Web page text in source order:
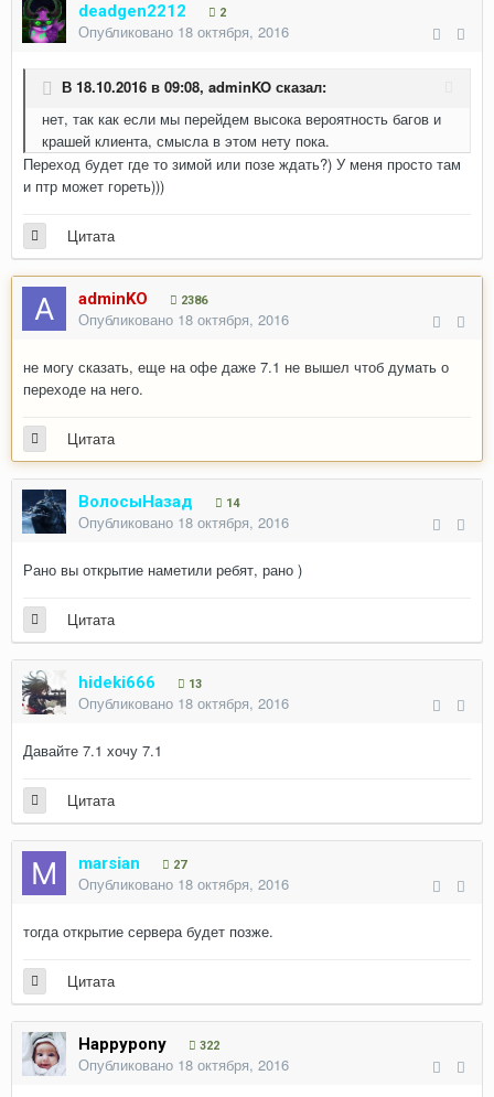
deadgen2212 2
Опубликовано 18 октября, 2016
В 18.10.2016 в 09:08, adminKO сказал:
нет, так как если мы перейдем высока вероятность багов и
крашей клиента, смысла в этом нету пока.
Переход будет где то зимой или позе ждать?) У меня просто там
и птр может гореть)))
Цитата
adminKO 2386
Опубликовано 18 октября, 2016
не могу сказать, еще на офе даже 7.1 не вышел чтоб думать о
переходе на него.
Цитата
ВолосыНазад 14
Опубликовано 18 октября, 2016
Рано вы открытие наметили ребят, рано )
Цитата
hideki666 13
Опубликовано 18 октября, 2016
Давайте 7.1 хочу 7.1
Цитата
marsian 27
Опубликовано 18 октября, 2016
тогда открытие сервера будет позже.
Цитата
Happypony 322
Опубликовано 18 октября, 2016